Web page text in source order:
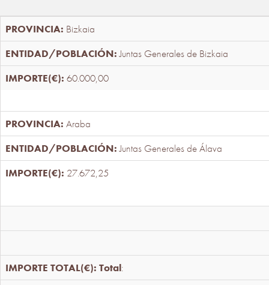
Bizkaia
Juntas Generales de Bizkaia
60.000,00
Araba
Juntas Generales de Álava
27.672,25
Total: